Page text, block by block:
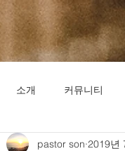
소개 커뮤니티
pastor son 2019년